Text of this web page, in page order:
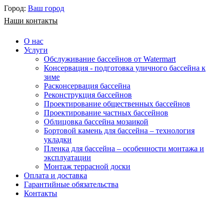
Город: Ваш город
Наши контакты
О нас
Услуги
Обслуживание бассейнов от Watermart
Консервация - подготовка уличного бассейна к
зиме
Расконсервация бассейна
Реконструкция бассейнов
Проектирование общественных бассейнов
Проектирование частных бассейнов
​Облицовка бассейна мозаикой
Бортовой камень для бассейна – технология
укладки
Пленка для бассейна – особенности монтажа и
эксплуатации
Монтаж террасной доски
Оплата и доставка
Гарантийные обязательства
Контакты